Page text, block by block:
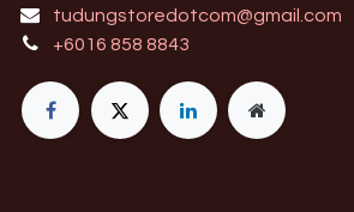
tudungstoredotcom@gmail.com
+6016 858 8843